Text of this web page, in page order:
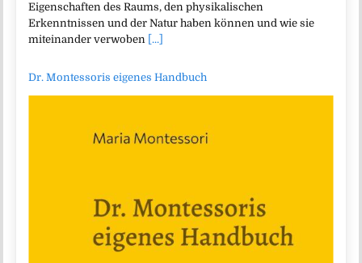
Eigenschaften des Raums, den physikalischen
Erkenntnissen und der Natur haben können und wie sie
miteinander verwoben [...]
Dr. Montessoris eigenes Handbuch